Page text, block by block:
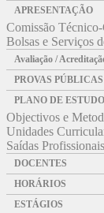
APRESENTAÇÃO
Comissão
Bolsas e Serviços
Avaliação /
PROVAS PÚBLICAS
PLANO DE
Objectivos e
Unidades
Saídas Profissionais
DOCENTES
HORÁRIOS
ESTÁGIOS